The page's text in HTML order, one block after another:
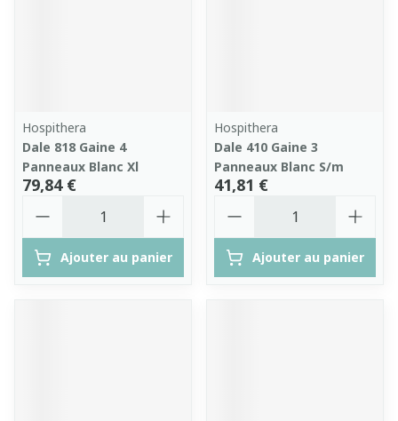
Hospithera
Dale 818 Gaine 4
Panneaux Blanc Xl
79,84 €
Ajouter au panier
Hospithera
Dale 410 Gaine 3
Panneaux Blanc S/m
41,81 €
Ajouter au panier